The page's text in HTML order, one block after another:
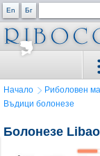
En Бг
Начало Риболовен
Въдици болонезе
Болонезе